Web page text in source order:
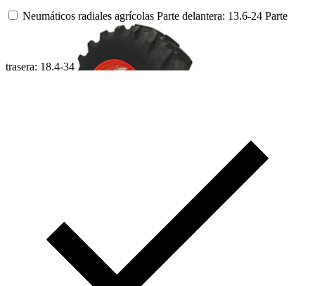
Neumáticos radiales agrícolas Parte delantera: 13.6-24 Parte
trasera: 18.4-34